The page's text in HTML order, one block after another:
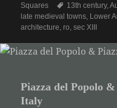
on
Squares
Tags
13th century,
late medieval towns, Lower
architecture, ro,sec XIII
Piazza del Popolo
Italy